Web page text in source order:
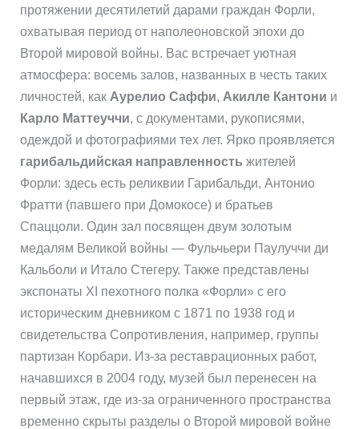
протяжении десятилетий дарами граждан Форли,
охватывая период от наполеоновской эпохи до
Второй мировой войны. Вас встречает уютная
атмосфера: восемь залов, названных в честь таких
личностей, как Аурелио Саффи, Акилле Кантони и
Карло Маттеуччи, с документами, рукописями,
одеждой и фотографиями тех лет. Ярко проявляется
гарибальдийская направленность жителей
Форли: здесь есть реликвии Гарибальди, Антонио
Фратти (павшего при Домокосе) и братьев
Спаццоли. Один зал посвящен двум золотым
медалям Великой войны — Фульчьери Паулуччи ди
Кальболи и Итало Стегеру. Также представлены
экспонаты XI пехотного полка «Форли» с его
историческим дневником с 1871 по 1938 год и
свидетельства Сопротивления, например, группы
партизан Корбари. Из-за реставрационных работ,
начавшихся в 2004 году, музей был перенесен на
первый этаж, где из-за ограниченного пространства
временно скрыты разделы о Второй мировой войне